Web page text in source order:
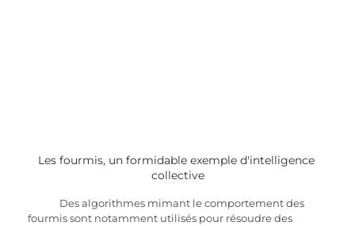
Les fourmis, un formidable exemple d'intelligence
collective
Des algorithmes mimant le comportement des
fourmis sont notamment utilisés pour résoudre des